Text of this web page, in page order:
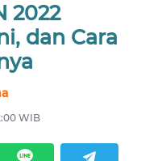
2022
dan Cara
WIB